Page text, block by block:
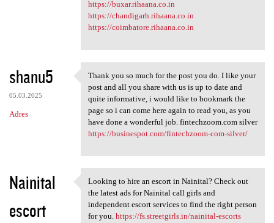
https://buxar.rihaana.co.in
https://chandigarh.rihaana.co.in
https://coimbatore.rihaana.co.in
shanu5
05.03.2025
Adres
Thank you so much for the
Thank you so much for the post you do. I like your
post and all you share with us is up to date and
quite informative, i would like to bookmark the
page so i can come here again to read you, as you
have done a wonderful job. fintechzoom.com silver
https://businespot.com/fintechzoom-com-silver/
Nainital
escort
Looking to hire an escort in
Looking to hire an escort in Nainital? Check out
the latest ads for Nainital call girls and
independent escort services to find the right person
for you. https://fs.streetgirls.in/nainital-escorts